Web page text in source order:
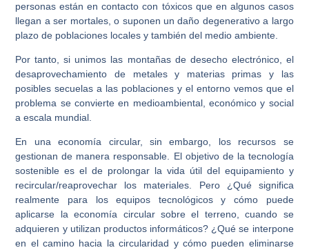
personas están en contacto con tóxicos que en algunos casos
llegan a ser mortales, o suponen un daño degenerativo a largo
plazo de poblaciones locales y también del medio ambiente.
Por tanto, si unimos las montañas de desecho electrónico, el
desaprovechamiento de metales y materias primas y las
posibles secuelas a las poblaciones y el entorno vemos que el
problema se convierte en medioambiental, económico y social
a escala mundial.
En una economía circular, sin embargo, los recursos se
gestionan de manera responsable. El objetivo de la tecnología
sostenible es el de prolongar la vida útil del equipamiento y
recircular/reaprovechar los materiales. Pero ¿Qué significa
realmente para los equipos tecnológicos y cómo puede
aplicarse la economía circular sobre el terreno, cuando se
adquieren y utilizan productos informáticos? ¿Qué se interpone
en el camino hacia la circularidad y cómo pueden eliminarse